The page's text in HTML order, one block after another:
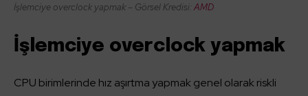
İşlemciye overclock yapmak – Görsel Kredisi:AMD
İşlemciye overclock yapmak
CPU birimlerinde hız aşırtma yapmak genel olarak riskli